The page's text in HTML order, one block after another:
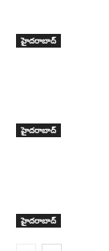
హైదరాబాద్‌
హైదరాబాద్‌
హైదరాబాద్‌